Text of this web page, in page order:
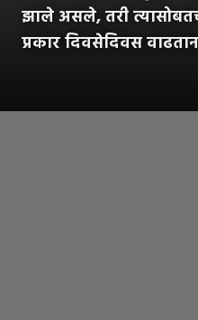
झाले असले, तरी
प्रकार दिवसेदिवस